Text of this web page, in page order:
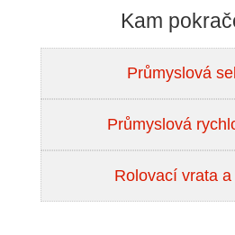
Kam
Průmyslová
Průmyslová
Rolovací vrata